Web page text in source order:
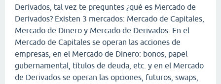
Derivados, tal vez te preguntes ¿qué es Mercado de
Derivados? Existen 3 mercados: Mercado de Capitales,
Mercado de Dinero y Mercado de Derivados. En el
Mercado de Capitales se operan las acciones de
empresas, en el Mercado de Dinero: bonos, papel
gubernamental, títulos de deuda, etc. y en el Mercado
de Derivados se operan las opciones, futuros, swaps,